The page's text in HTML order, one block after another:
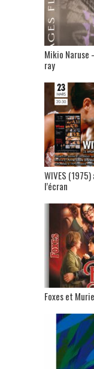
Mikio
ray
WIVES
l’écran
Foxes et